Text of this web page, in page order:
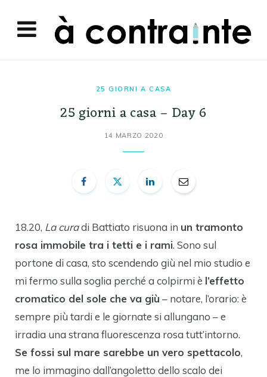
25 GIORNI A CASA
25 giorni a casa – Day 6
14 MARZO 2020
18.20, La curadi Battiato risuona in un tramonto
rosa immobile tra i tetti e i rami. Sono sul
portone di casa, sto scendendo giù nel mio studio e
mi fermo sulla soglia perché a colpirmi è l’effetto
cromatico del sole che va giù – notare, l’orario: è
sempre più tardi e le giornate si allungano – e
irradia una strana fluorescenza rosa tutt’intorno.
Se fossi sul mare sarebbe un vero spettacolo,
me lo immagino dall’angoletto dello scalo dei